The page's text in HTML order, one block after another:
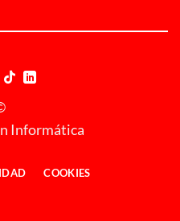
Informática
COOKIES